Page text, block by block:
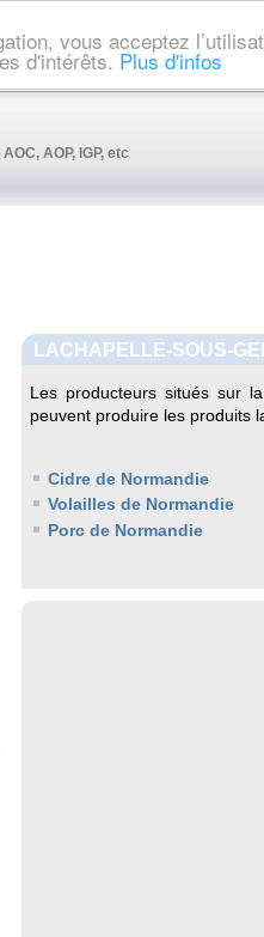
vous acceptez
d'intérêts. Plus d'infos
AOP, IGP, etc
LACHAPELLE-SOUS-
Les producteurs situés sur
peuvent produire les produits
Cidre de Normandie
Volailles de Normandie
Porc de Normandie